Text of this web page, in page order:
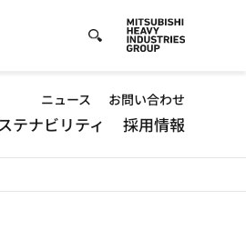
Default
-
Header
ニュース お問い合わせ
テナビリティ 採用情報